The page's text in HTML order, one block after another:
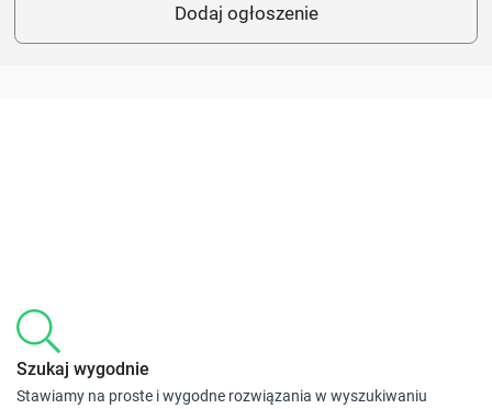
Dodaj ogłoszenie
Szukaj wygodnie
Stawiamy na proste i wygodne rozwiązania w wyszukiwaniu